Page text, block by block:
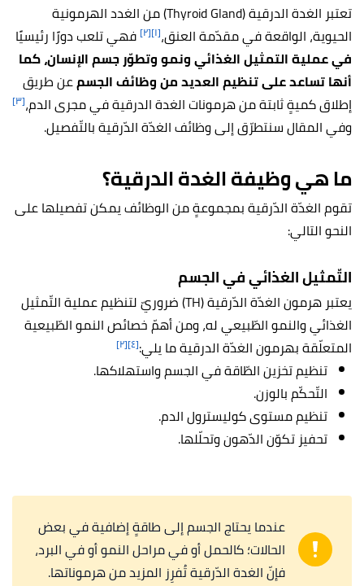
تعتبر الغدة الدرقية (Thyroid Gland) من الغدد الهرمونية
الحيوية، الواقعة في مقدّمة العنق،[١] [٢]
فهي تلعب دورًا رئيسيًا
في عملية التمثيل الغذائي ونمو وتطوّر جسم الإنسان، كما
أنها تساعد على تنظيم العديد من وظائف الجسمعن طريق
إطلاق كميةٍ ثابتة من هرمونات الغدة الدرقية في مجرى الدم،[٣]
وفي المقال سنتطرّق إلى وظائف الغدّة الدّرقية بالتّفصيل.
ما هي وظيفة الغدة الدرقية؟
تقوم الغدّة الدّرقية بمجموعةٍ من الوظائف يمكن تفصيلها على
النحو التالي:
التّمثيل الغذائي في الجسم
يعتبر هرمون الغدّة الدّرقية (TH) ضروريّ لتنظيم عملية التّمثيل
الغذائي والنمو الطّبيعي له، ومن أهمّ خصائص النمو الطّبيعية
المتعلّقة بهرمون الغدّة الدرقية ما يلي:[٤] [٢]
تنظيم تخزين الطّاقة في الجسم واستهلاكها.
التّحكّم بالوزن.
تنظيم مستوى كوليسترول الدم.
تحفيز تكوّن الدّهون وتحلّلها.
عندما يحتاج الجسم إلى طاقةٍ إضافية في بعض
الحالات؛ كالحمل أو في مراحل النمو أو في البرد،
فإنّ الغدة الدّرقية تُفرِز المزيد من هرموناتها.